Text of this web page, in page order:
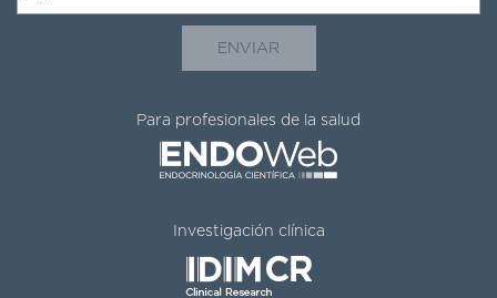
Para profesionales de la salud
Investigación clínica